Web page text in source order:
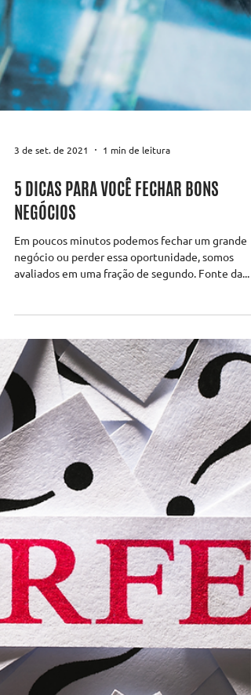
3 de set. de 2021 1 min de leitura
5 DICAS PARA VOCÊ FECHAR BONS
NEGÓCIOS
Em poucos minutos podemos fechar um grande
negócio ou perder essa oportunidade, somos
avaliados em uma fração de segundo. Fonte da...